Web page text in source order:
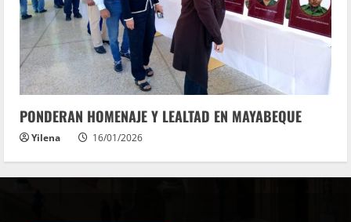
PONDERAN HOMENAJE Y LEALTAD EN MAYABEQUE
Yilena 16/01/2026